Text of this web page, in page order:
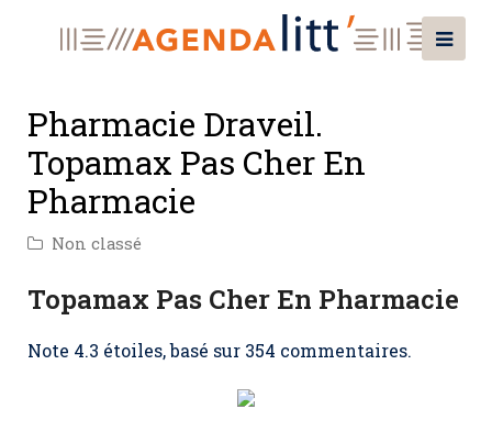
Pharmacie Draveil.
Topamax Pas Cher En
Pharmacie
Non classé
Topamax Pas Cher En Pharmacie
Note 4.3 étoiles, basé sur 354 commentaires.